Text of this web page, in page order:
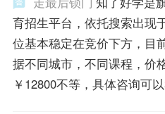
育招生平台，依托搜索出现
位基本稳定在竞价下方，目
据不同城市，不同课程，价
￥12800不等，具体咨询可